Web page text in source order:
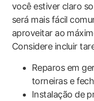
você estiver claro
será mais fácil
aproveitar ao
Considere incluir
Reparos em
torneiras e
Instalação de